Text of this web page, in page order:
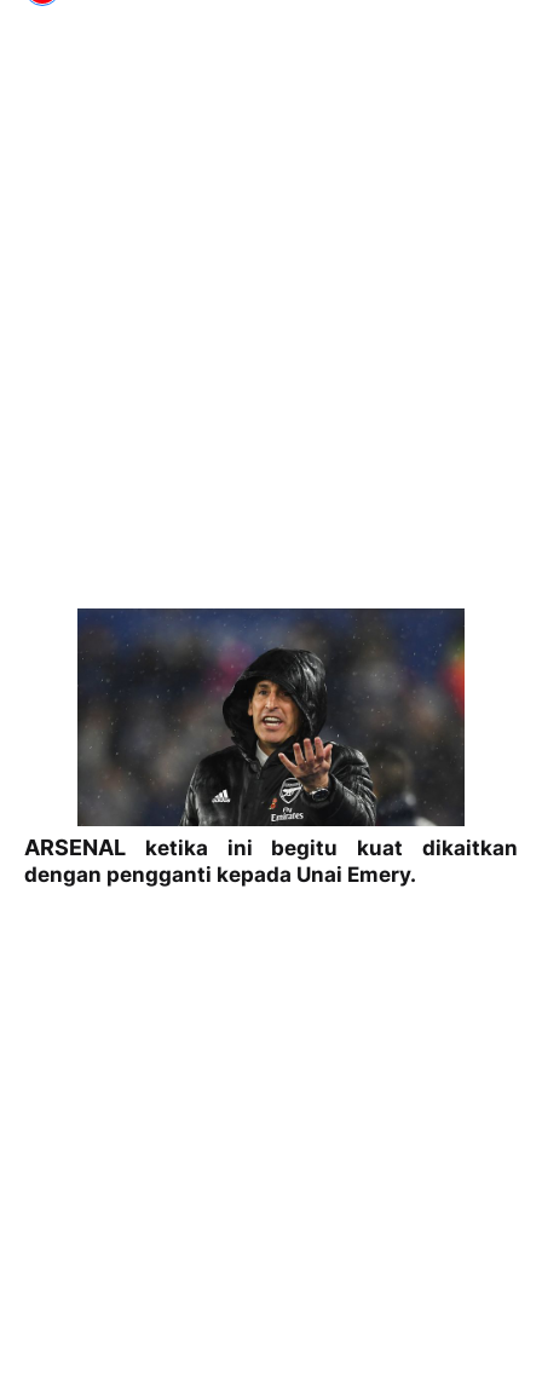
ARSENAL ketika ini begitu kuat dikaitkan
dengan pengganti kepada Unai Emery.